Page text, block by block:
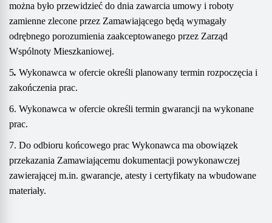
można było przewidzieć do dnia zawarcia umowy i roboty
zamienne zlecone przez Zamawiającego będą wymagały
odrębnego porozumienia zaakceptowanego przez Zarząd
Wspólnoty Mieszkaniowej.
5. Wykonawca w ofercie określi planowany termin rozpoczęcia i
zakończenia prac.
6. Wykonawca w ofercie określi termin gwarancji na wykonane
prac.
7. Do odbioru końcowego prac Wykonawca ma obowiązek
przekazania Zamawiającemu dokumentacji powykonawczej
zawierającej m.in. gwarancje, atesty i certyfikaty na wbudowane
materiały.